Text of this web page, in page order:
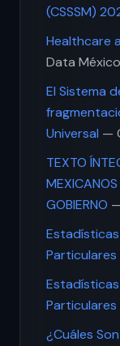
(CSSSM)
Healthcare
Data México
El Sistema
Universal —
TEXTO
GOBIERNO
Particulares
Particulares
¿Cuáles